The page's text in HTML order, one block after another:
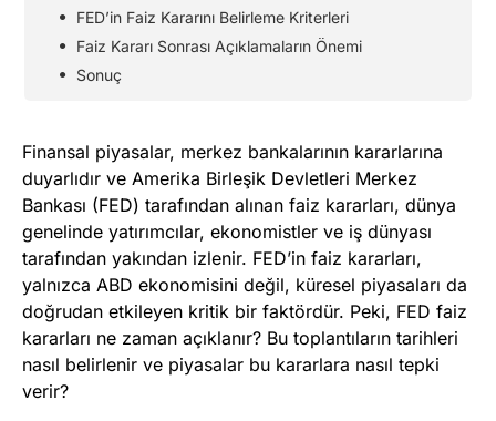
FED’in Faiz Kararını Belirleme Kriterleri
Faiz Kararı Sonrası Açıklamaların Önemi
Sonuç
Finansal piyasalar, merkez bankalarının kararlarına
duyarlıdır ve Amerika Birleşik Devletleri Merkez
Bankası (FED) tarafından alınan faiz kararları, dünya
genelinde yatırımcılar, ekonomistler ve iş dünyası
tarafından yakından izlenir. FED’in faiz kararları,
yalnızca ABD ekonomisini değil, küresel piyasaları da
doğrudan etkileyen kritik bir faktördür. Peki, FED faiz
kararları ne zaman açıklanır? Bu toplantıların tarihleri
nasıl belirlenir ve piyasalar bu kararlara nasıl tepki
verir?